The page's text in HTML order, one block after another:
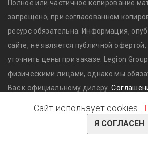
Полное или частичное копирование
запрещено, при согласованном
ресурс обязательна. Информация,
сайте, не является публичной
уточнить цены при заказе. Legion
физическими лицами, однако мы
Вас к официальному дилеру.
конфиденциальности обработки и
Сайт использует cookies.
Я СОГЛАСЕН